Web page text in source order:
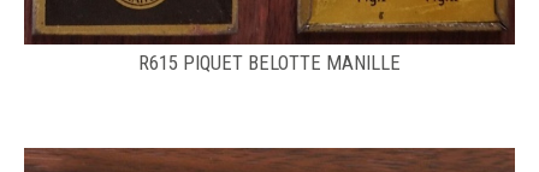
R615 PIQUET BELOTTE MANILLE